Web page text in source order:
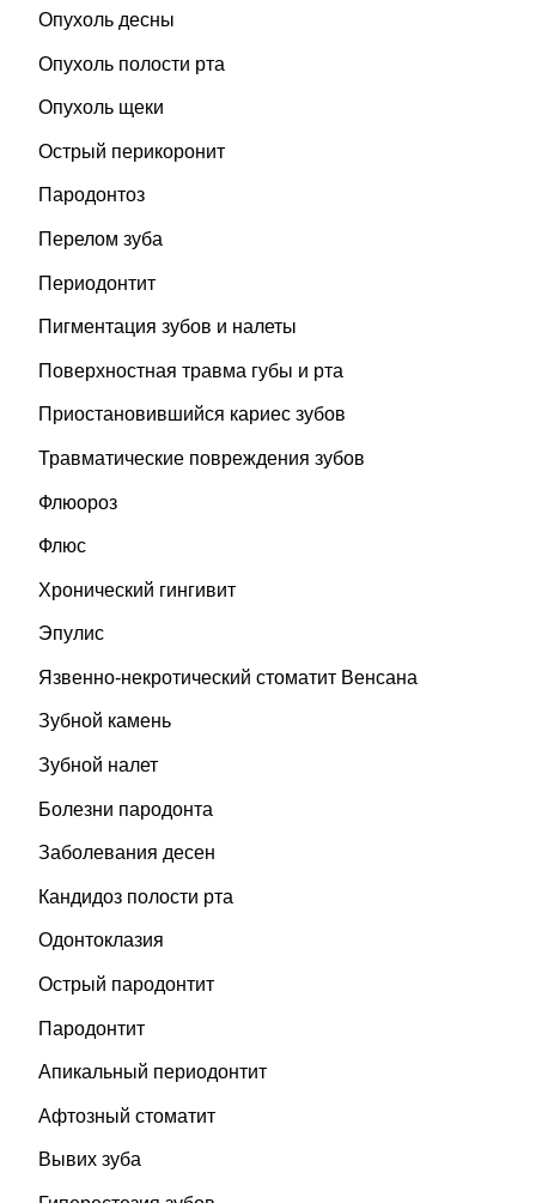
Опухоль десны
Опухоль полости рта
Опухоль щеки
Острый перикоронит
Пародонтоз
Перелом зуба
Периодонтит
Пигментация зубов и налеты
Поверхностная травма губы и рта
Приостановившийся кариес зубов
Травматические повреждения зубов
Флюороз
Флюс
Хронический гингивит
Эпулис
Язвенно-некротический стоматит Венсана
Зубной камень
Зубной налет
Болезни пародонта
Заболевания десен
Кандидоз полости рта
Одонтоклазия
Острый пародонтит
Пародонтит
Апикальный периодонтит
Афтозный стоматит
Вывих зуба